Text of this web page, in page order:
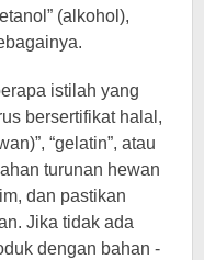
(alkohol),
istilah yang
bersertifikat halal,
“gelatin”, atau
turunan hewan
dan pastikan
Jika tidak ada
dengan bahan -